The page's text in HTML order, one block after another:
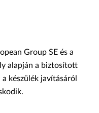
Group SE és a
alapján a biztosított
készülék javításáról